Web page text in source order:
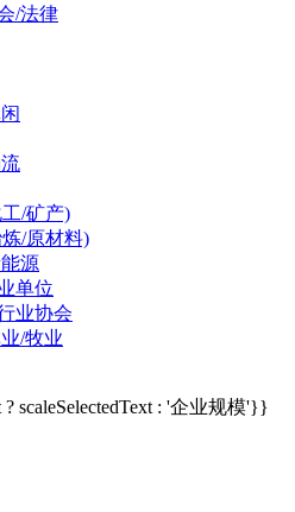
/法律
/矿产)
/原材料)
源
单位
业协会
/牧业
? scaleSelectedText : '企业规模'}}